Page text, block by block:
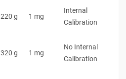
220 g 1 mg
Internal
Calibration
320 g 1 mg
No Internal
Calibration